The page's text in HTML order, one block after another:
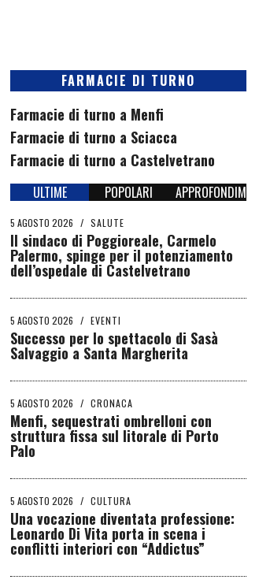
FARMACIE DI TURNO
Farmacie di turno a Menfi
Farmacie di turno a Sciacca
Farmacie di turno a Castelvetrano
ULTIME POPOLARI APPROFONDIMENTI
5 AGOSTO 2026 / SALUTE
Il sindaco di Poggioreale, Carmelo
Palermo, spinge per il potenziamento
dell’ospedale di Castelvetrano
5 AGOSTO 2026 / EVENTI
Successo per lo spettacolo di Sasà
Salvaggio a Santa Margherita
5 AGOSTO 2026 / CRONACA
Menfi, sequestrati ombrelloni con
struttura fissa sul litorale di Porto
Palo
5 AGOSTO 2026 / CULTURA
Una vocazione diventata professione:
Leonardo Di Vita porta in scena i
conflitti interiori con “Addictus”